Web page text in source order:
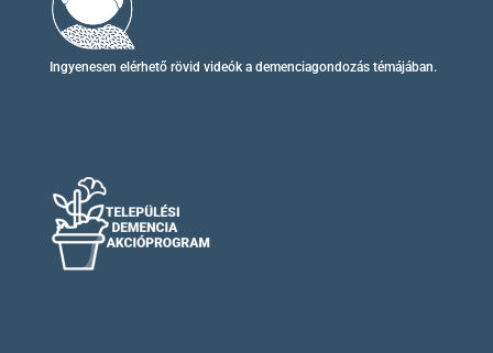
Ingyenesen elérhető rövid videóka demenciagondozás témájában.